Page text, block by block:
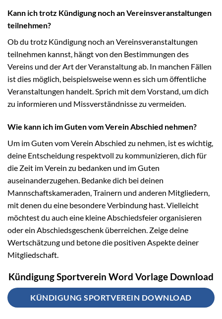
Kann ich trotz Kündigung noch an Vereinsveranstaltungen
teilnehmen?
Ob du trotz Kündigung noch an Vereinsveranstaltungen
teilnehmen kannst, hängt von den Bestimmungen des
Vereins und der Art der Veranstaltung ab. In manchen Fällen
ist dies möglich, beispielsweise wenn es sich um öffentliche
Veranstaltungen handelt. Sprich mit dem Vorstand, um dich
zu informieren und Missverständnisse zu vermeiden.
Wie kann ich im Guten vom Verein Abschied nehmen?
Um im Guten vom Verein Abschied zu nehmen, ist es wichtig,
deine Entscheidung respektvoll zu kommunizieren, dich für
die Zeit im Verein zu bedanken und im Guten
auseinanderzugehen. Bedanke dich bei deinen
Mannschaftskameraden, Trainern und anderen Mitgliedern,
mit denen du eine besondere Verbindung hast. Vielleicht
möchtest du auch eine kleine Abschiedsfeier organisieren
oder ein Abschiedsgeschenk überreichen. Zeige deine
Wertschätzung und betone die positiven Aspekte deiner
Mitgliedschaft.
Kündigung Sportverein Word Vorlage Download
KÜNDIGUNG SPORTVEREIN DOWNLOAD